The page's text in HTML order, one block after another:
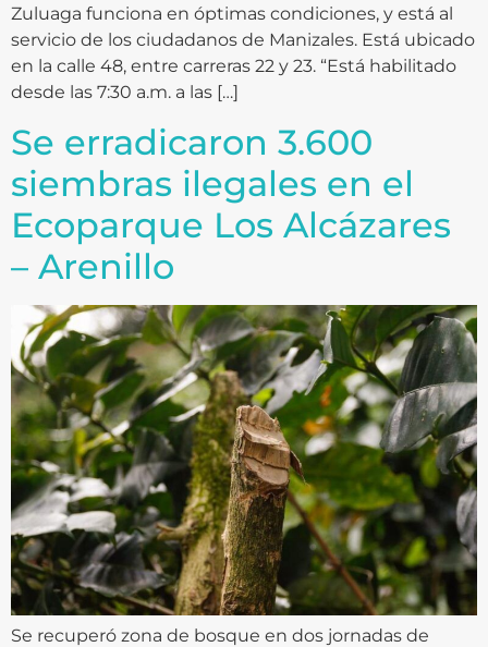
Zuluaga funciona en óptimas condiciones, y está al
servicio de los ciudadanos de Manizales. Está ubicado
en la calle 48, entre carreras 22 y 23. “Está habilitado
desde las 7:30 a.m. a las […]
Se erradicaron 3.600
siembras ilegales en el
Ecoparque Los Alcázares
– Arenillo
Se recuperó zona de bosque en dos jornadas de